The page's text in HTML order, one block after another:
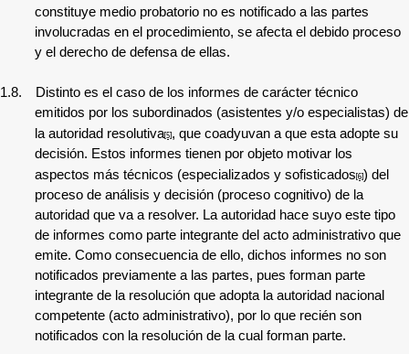
constituye medio probatorio no es notificado a las partes
involucradas en el procedimiento, se afecta el debido proceso
y el derecho de defensa de ellas.
1.8.
Distinto es el caso de los informes de carácter técnico
emitidos por los subordinados (asistentes y/o especialistas) de
la autoridad resolutiva[5], que coadyuvan a que esta adopte su
decisión. Estos informes tienen por objeto motivar los
aspectos más técnicos (especializados y sofisticados[6]) del
proceso de análisis y decisión (proceso cognitivo) de la
autoridad que va a resolver. La autoridad hace suyo este tipo
de informes como parte integrante del acto administrativo que
emite. Como consecuencia de ello, dichos informes no son
notificados previamente a las partes, pues forman parte
integrante de la resolución que adopta la autoridad nacional
competente (acto administrativo), por lo que recién son
notificados con la resolución de la cual forman parte.